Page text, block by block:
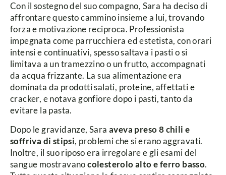
Con il sostegno del suo compagno, Sara ha deciso di
affrontare questo cammino insieme a lui, trovando
forza e motivazione reciproca. Professionista
impegnata come parrucchiera ed estetista, con orari
intensi e continuativi, spesso saltava i pasti o si
limitava a un tramezzino o un frutto, accompagnati
da acqua frizzante. La sua alimentazione era
dominata da prodotti salati, proteine, affettati e
cracker, e notava gonfiore dopo i pasti, tanto da
evitare la pasta.
Dopo le gravidanze, Sara aveva preso 8 chili e
soffriva di stipsi, problemi che si erano aggravati.
Inoltre, il suo riposo era irregolare e gli esami del
sangue mostravanocolesterolo alto e ferro basso.